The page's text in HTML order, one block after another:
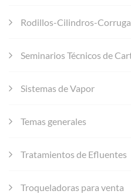
Rodillos-Cilindros-
Seminarios Técnicos de
Sistemas de Vapor
Temas generales
Tratamientos de Efluentes
Troqueladoras para venta